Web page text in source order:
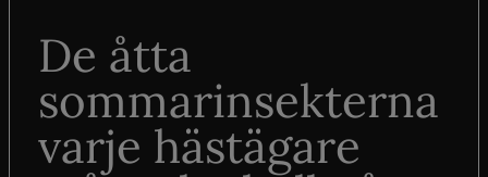
De åtta
sommarinsekterna
varje hästägare